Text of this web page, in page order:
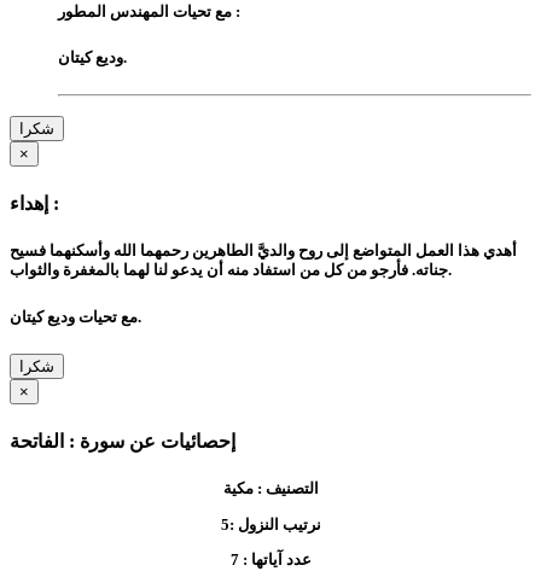
مع تحيات المهندس المطور :
وديع كيتان.
شكرا
×
إهداء :
أهدي هذا العمل المتواضع إلى روح والديَّ الطاهرين رحمهما الله وأسكنهما فسيح
جناته. فأرجو من كل من استفاد منه أن يدعو لنا لهما بالمغفرة والثواب.
مع تحيات وديع كيتان.
شكرا
×
إحصائيات عن سورة : الفاتحة
التصنيف :مكية
نرتيب النزول :5
عدد آياتها :7